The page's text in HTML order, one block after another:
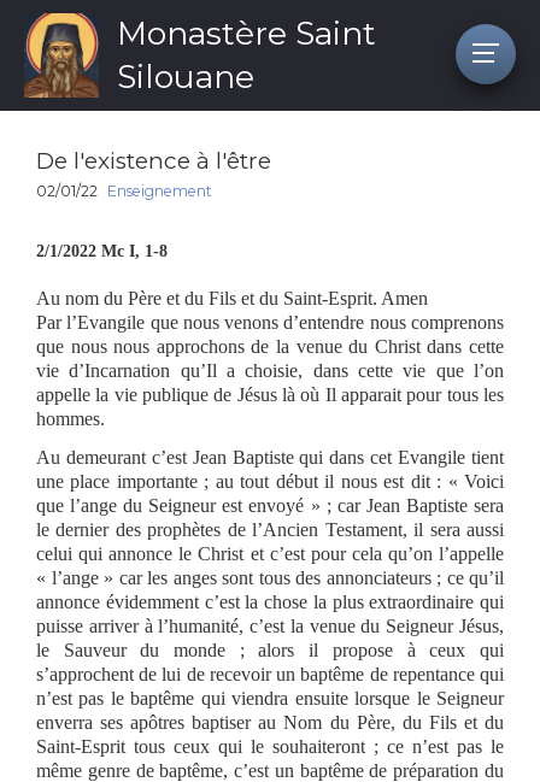
Monastère Saint
Silouane
De l'existence à l'être
02/01/22 Enseignement
2/1/2022 Mc I, 1-8
Au nom du Père et du Fils et du Saint-Esprit. Amen
Par l’Evangile que nous venons d’entendre nous comprenons
que nous nous approchons de la venue du Christ dans cette
vie d’Incarnation qu’Il a choisie, dans cette vie que l’on
appelle la vie publique de Jésus là où Il apparait pour tous les
hommes.
Au demeurant c’est Jean Baptiste qui dans cet Evangile tient
une place importante ; au tout début il nous est dit : « Voici
que l’ange du Seigneur est envoyé » ; car Jean Baptiste sera
le dernier des prophètes de l’Ancien Testament, il sera aussi
celui qui annonce le Christ et c’est pour cela qu’on l’appelle
« l’ange » car les anges sont tous des annonciateurs ; ce qu’il
annonce évidemment c’est la chose la plus extraordinaire qui
puisse arriver à l’humanité, c’est la venue du Seigneur Jésus,
le Sauveur du monde ; alors il propose à ceux qui
s’approchent de lui de recevoir un baptême de repentance qui
n’est pas le baptême qui viendra ensuite lorsque le Seigneur
enverra ses apôtres baptiser au Nom du Père, du Fils et du
Saint-Esprit tous ceux qui le souhaiteront ; ce n’est pas le
même genre de baptême, c’est un baptême de préparation du